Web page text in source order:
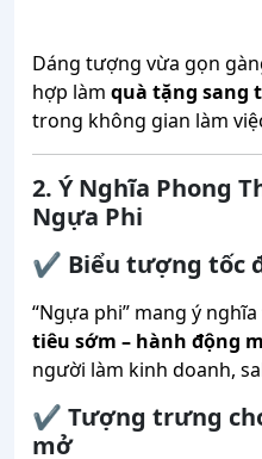
Dáng tượng vừa gọn
hợp làm quà tặng sang
trong không gian làm
2. Ý Nghĩa Phong
Ngựa Phi
✔ Biểu tượng tốc
“Ngựa phi” mang ý nghĩa
tiêu sớm – hành động
người làm kinh doanh,
✔ Tượng trưng
mở